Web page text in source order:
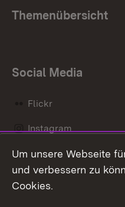
Themenübersicht
Social Media
Flickr
Instagram
Social Wall
Um unsere Webseite
und verbessern zu
Cookies.